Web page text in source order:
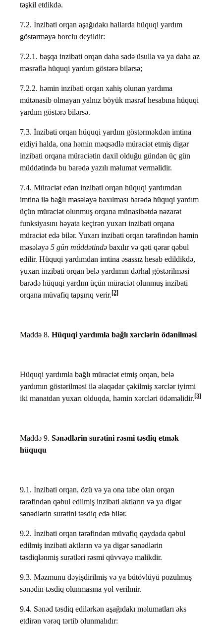
təşkil etdikdə.
7.2. İnzibati orqan aşağıdakı hallarda hüquqi yardım
göstərməyə borclu deyildir:
7.2.1. başqa inzibati orqan daha sadə üsulla və ya daha az
məsrəflə hüquqi yardım göstərə bilərsə;
7.2.2. həmin inzibati orqan xahiş olunan yardıma
mütənasib olmayan yalnız böyük məsrəf hesabına hüquqi
yardım göstərə bilərsə.
7.3. İnzibati orqan hüquqi yardım göstərməkdən imtina
etdiyi halda, ona həmin məqsədlə müraciət etmiş digər
inzibati orqana müraciətin daxil olduğu gündən üç gün
müddətində bu barədə yazılı məlumat verməlidir.
7.4. Müraciət edən inzibati orqan hüquqi yardımdan
imtina ilə bağlı məsələyə baxılması barədə hüquqi yardım
üçün müraciət olunmuş orqana münasibətdə nəzarət
funksiyasını həyata keçirən yuxarı inzibati orqana
müraciət edə bilər. Yuxarı inzibati orqan tərəfindən həmin
məsələyə 5 gün müddətində baxılır və qəti qərar qəbul
edilir. Hüquqi yardımdan imtina əsassız hesab edildikdə,
yuxarı inzibati orqan belə yardımın dərhal göstərilməsi
barədə hüquqi yardım üçün müraciət olunmuş inzibati
orqana müvafiq tapşırıq verir. [2]
Maddə 8. Hüquqi yardımla bağlı xərclərin ödənilməsi
Hüquqi yardımla bağlı müraciət etmiş orqan, belə
yardımın göstərilməsi ilə əlaqədar çəkilmiş xərclər iyirmi
iki manatdan yuxarı olduqda, həmin xərcləri ödəməlidir. [3]
Maddə 9. Sənədlərin surətini rəsmi təsdiq etmək
hüququ
9.1. İnzibati orqan, özü və ya ona tabe olan orqan
tərəfindən qəbul edilmiş inzibati aktların və ya digər
sənədlərin surətini təsdiq edə bilər.
9.2. İnzibati orqan tərəfindən müvafiq qaydada qəbul
edilmiş inzibati aktların və ya digər sənədlərin
təsdiqlənmiş surətləri rəsmi qüvvəyə malikdir.
9.3. Məzmunu dəyişdirilmiş və ya bütövlüyü pozulmuş
sənədin təsdiq olunmasına yol verilmir.
9.4. Sənəd təsdiq edilərkən aşağıdakı məlumatları əks
etdirən vərəq tərtib olunmalıdır: